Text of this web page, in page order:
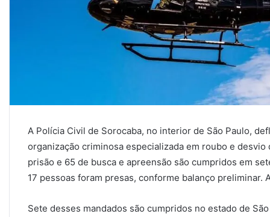
A Polícia Civil de Sorocaba, no interior de São Paulo,
organização criminosa especializada em roubo e
prisão e 65 de busca e apreensão são cumpridos em
17 pessoas foram presas, conforme balanço preliminar.
Sete desses mandados são cumpridos no estado de